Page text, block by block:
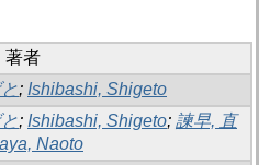
著者
; Ishibashi, Shigeto
; Ishibashi, Shigeto; 諫早, 直
Naoto